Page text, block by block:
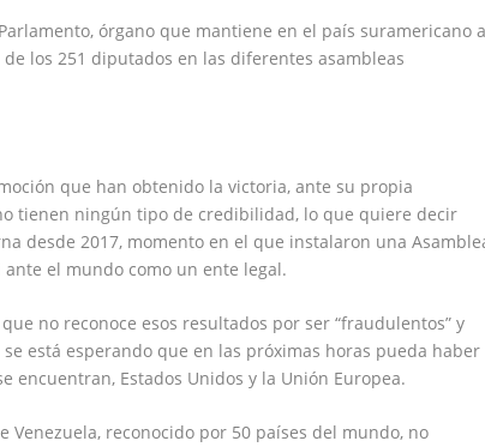
órgano que mantiene en el país suramericano
los 251 diputados en las diferentes asambleas
que han obtenido la victoria, ante su propia
tienen ningún tipo de credibilidad, lo que quiere decir
desde 2017, momento en el que instalaron una
el mundo como un ente legal.
no reconoce esos resultados por ser “fraudulentos” y
está esperando que en las próximas horas pueda haber
encuentran, Estados Unidos y la Unión Europea.
Venezuela, reconocido por 50 países del mundo, no